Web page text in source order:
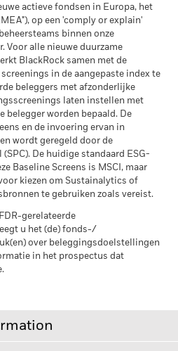
-2,1
na aftrek van de lopende
worden niet in
berekening.
betrekking op de prestaties in het
resultaten vormen geen
resultaten. Markten
anders ontwikkelen. Het kan
hoe het fonds in het verleden
op basis van de netto-
de bruto-inkomsten, indien
Het rendement van uw
als gevolg van
belegging wordt gedaan in een
in de berekening van de
58,81%
inzake betrokkenheid van
weergegeven voor
berekend en gerapporteerd
5% van hun inkomsten
zoals bepaald door MSCI
of oliezand (met een
zoals bepaald door MSCI ESG
voor ketelkool 0,00% en voor
verstrekt. BlackRock maakt
een overzicht te geven van alle
actieve fondsen in Europa, het
op een 'comply or explain'
binnen onze
Voor alle nieuwe duurzame
BlackRock samen met de
in de aangepaste index te
beleggers met afzonderlijke
laten instellen met
belegger worden bepaald. De
en de invoering ervan in
wordt geregeld door de
De huidige standaard ESG-
Baseline Screens is MSCI, maar
kiezen om Sustainalytics of
te gebruiken zoals vereist.
gerelateerde
u het (de) fonds-/
over beleggingsdoelstellingen
in het prospectus dat